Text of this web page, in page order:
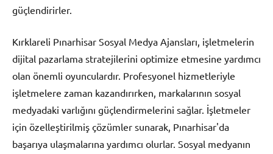
güçlendirirler.
Kırklareli Pınarhisar Sosyal Medya Ajansları, işletmelerin
dijital pazarlama stratejilerini optimize etmesine yardımcı
olan önemli oyunculardır. Profesyonel hizmetleriyle
işletmelere zaman kazandırırken, markalarının sosyal
medyadaki varlığını güçlendirmelerini sağlar. İşletmeler
için özelleştirilmiş çözümler sunarak, Pınarhisar'da
başarıya ulaşmalarına yardımcı olurlar. Sosyal medyanın